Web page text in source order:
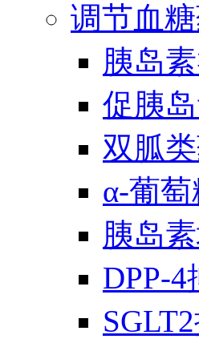
调节血
胰岛
促胰
双胍
α-葡
胰岛
DPP-